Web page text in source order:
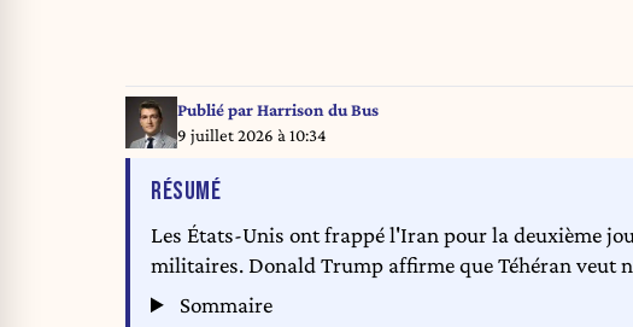
Publié parHarrison du Bus
9 juillet 2026 à 10:34
RÉSUMÉDE L'ARTICLE
Les États-Unis ont frappé l'Iran pour la deuxième
militaires. Donald Trump affirme que Téhéran veut
Sommaire